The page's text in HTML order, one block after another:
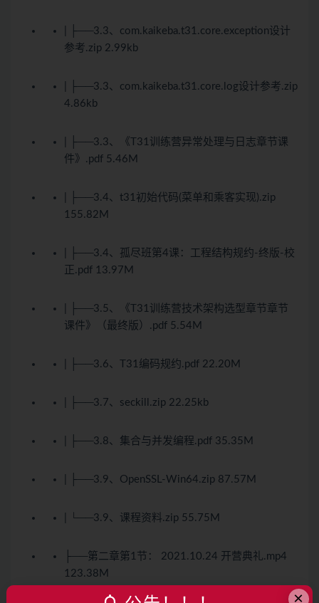
| ├──3.3、com.kaikeba.t31.core.exception设计
参考.zip 2.99kb
| ├──3.3、com.kaikeba.t31.core.log设计参考.zip
4.86kb
| ├──3.3、《T31训练营异常处理与日志章节课
件》.pdf 5.46M
| ├──3.4、t31初始代码(菜单和乘客实现).zip
155.82M
| ├──3.4、孤尽班第4课：工程结构规约-终版-校
正.pdf 13.97M
| ├──3.5、《T31训练营技术架构选型章节章节
课件》（最终版）.pdf 5.54M
| ├──3.6、T31编码规约.pdf 22.20M
| ├──3.7、seckill.zip 22.25kb
| ├──3.8、集合与并发编程.pdf 35.35M
| ├──3.9、OpenSSL-Win64.zip 87.57M
| └──3.9、课程资料.zip 55.75M
├──第二章第1节： 2021.10.24 开营典礼.mp4
123.38M
×